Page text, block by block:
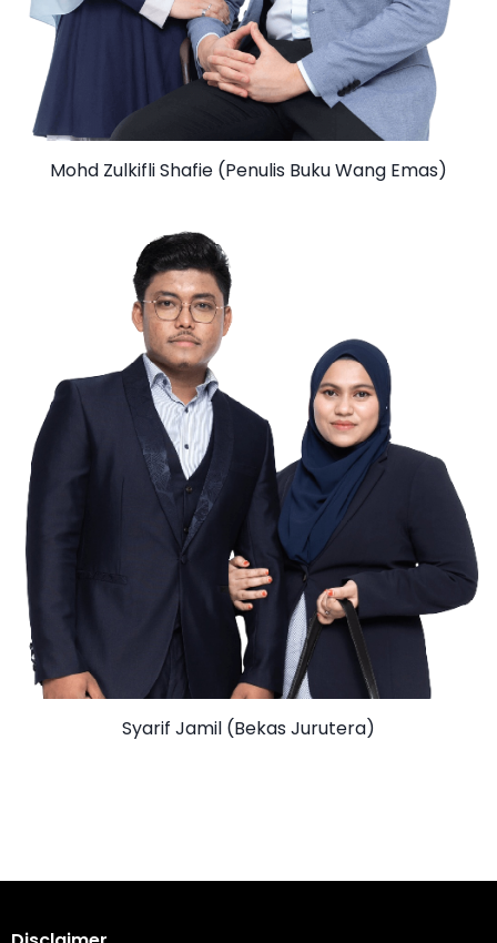
Mohd Zulkifli Shafie (Penulis Buku Wang Emas)
Syarif Jamil (Bekas Jurutera)